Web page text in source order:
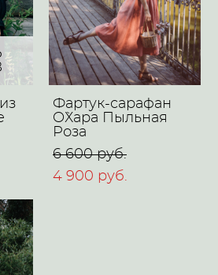
Фартук-сарафан
O`Хара Пыльная
Роза
6 600 pуб.
4 900 pуб.